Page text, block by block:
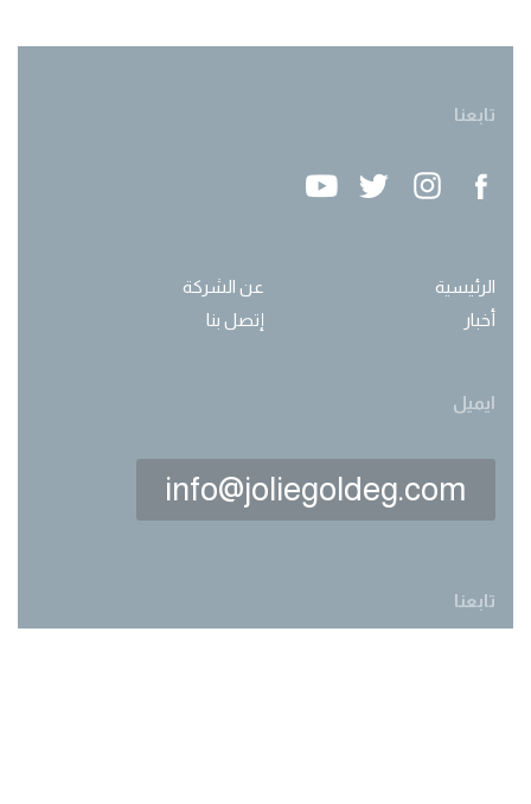
تابعنا
الرئيسية
عن الشركة
أخبار
إتصل بنا
ايميل
info@joliegoldeg.com
تابعنا